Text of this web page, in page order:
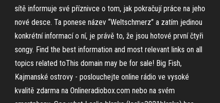
sítě informuje své příznivce o tom, jak pokračují práce na jeho
nové desce. Ta ponese název “Weltschmerz” a zatím jedinou
konkrétní informací o ní, je právě to, že jsou hotové první čtyři
songy. Find the best information and most relevant links on all
topics related toThis domain may be for sale! Big Fish,
Kajmanské ostrovy - poslouchejte online rádio ve vysoké
kvalitě zdarma na Onlineradiobox.com nebo na svém